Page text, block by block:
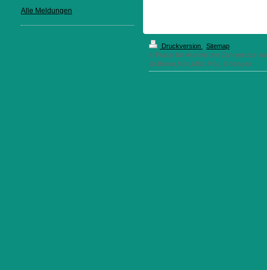
Alle Meldungen
Druckversion | Sitemap
© Praxis für Ästhetische Zahnmedizin
Dr.Bieker,MSc,MSc,MSc, Göttingen